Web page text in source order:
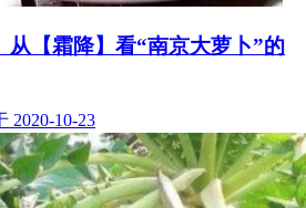
从【霜降】看“南京大萝卜”的
2020-10-23